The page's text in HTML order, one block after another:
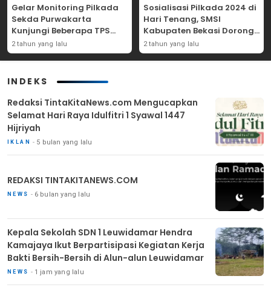
Gelar Monitoring Pilkada
Sekda Purwakarta
Kunjungi Beberapa TPS
Yang Ada Di Purwakarta
2 tahun yang lalu
Sosialisasi Pilkada 2024 di
Hari Tenang, SMSI
Kabupaten Bekasi Dorong
Angka Partisipasi
Masyarakat
2 tahun yang lalu
INDEKS
Redaksi TintaKitaNews.com Mengucapkan
Selamat Hari Raya Idulfitri 1 Syawal 1447
Hijriyah
IKLAN 5 bulan yang lalu
REDAKSI TINTAKITANEWS.COM
NEWS 6 bulan yang lalu
Kepala Sekolah SDN 1 Leuwidamar Hendra
Kamajaya Ikut Berpartisipasi Kegiatan Kerja
Bakti Bersih-Bersih di Alun-alun Leuwidamar
NEWS 1 jam yang lalu